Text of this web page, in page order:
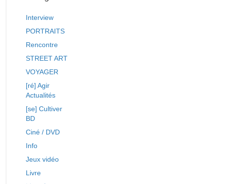
Interview
PORTRAITS
Rencontre
STREET ART
VOYAGER
[ré] Agir
Actualités
[se] Cultiver
BD
Ciné / DVD
Info
Jeux vidéo
Livre